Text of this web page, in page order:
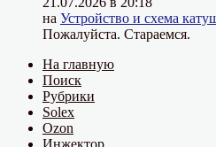
на Устройство и схема
Пожалуйста. Стараемся.
На главную
Поиск
Рубрики
Solex
Ozon